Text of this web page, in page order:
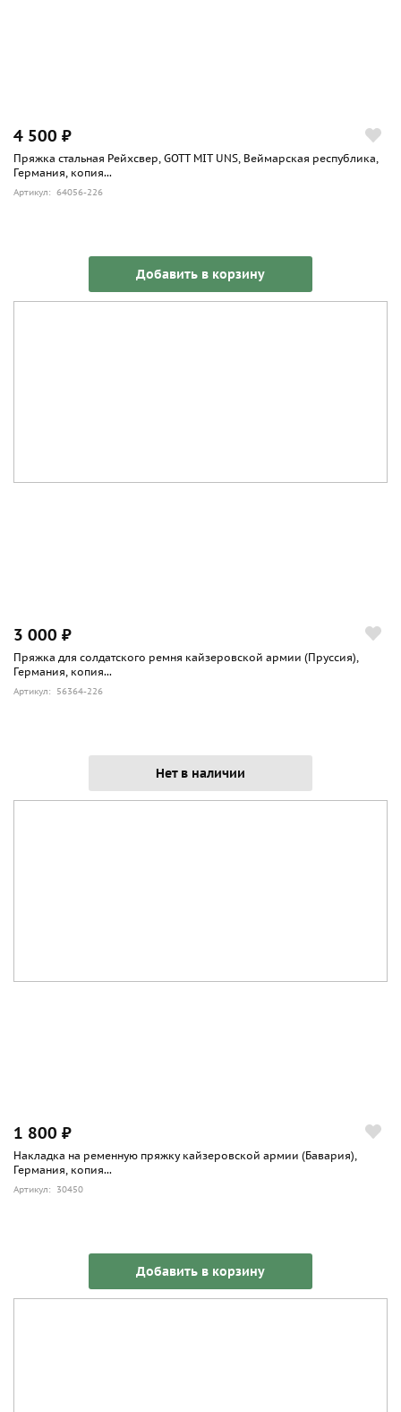
4 500 ₽
Пряжка стальная Рейхсвер, GOTT MIT UNS, Веймарская республика,
Германия, копия...
Артикул: 64056-226
Добавить в корзину
3 000 ₽
Пряжка для солдатского ремня кайзеровской армии (Пруссия),
Германия, копия...
Артикул: 56364-226
Нет в наличии
1 800 ₽
Накладка на ременную пряжку кайзеровской армии (Бавария),
Германия, копия...
Артикул: 30450
Добавить в корзину